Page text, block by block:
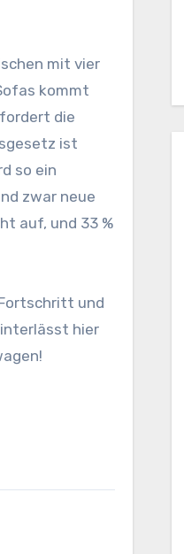
mit vier
kommt
fordert die
ist
so ein
zwar neue
auf, und 33 %
und
hier